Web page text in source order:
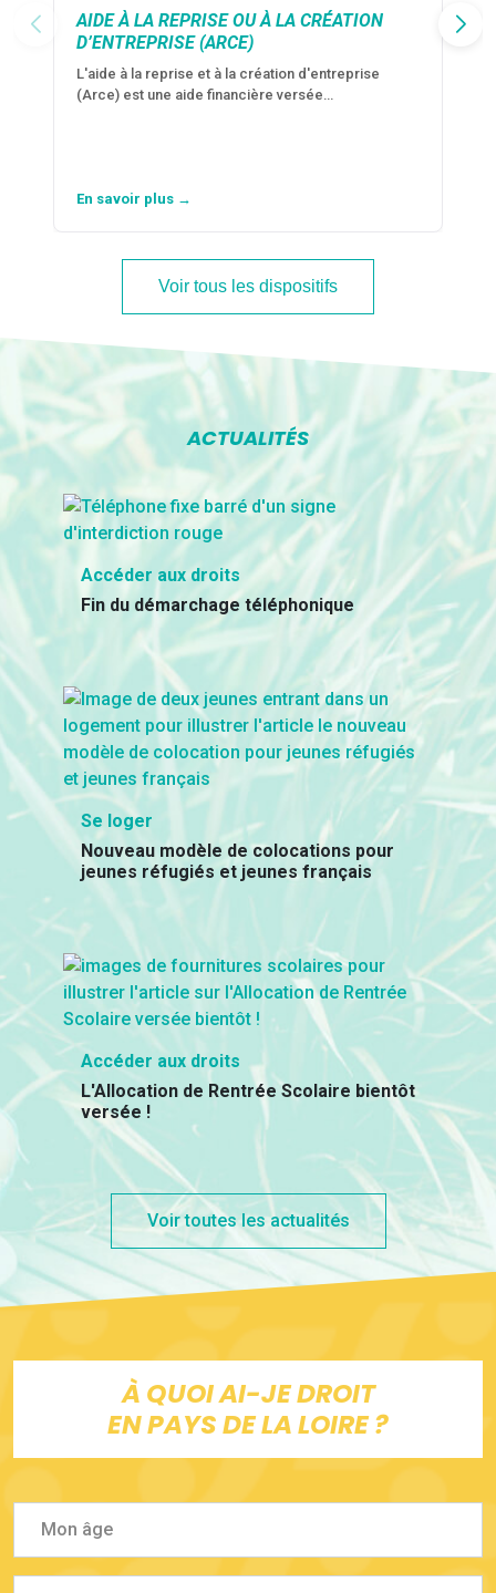
AIDE À LA REPRISE OU À LA CRÉATION
D’ENTREPRISE (ARCE)
L'aide à la reprise et à la création d'entreprise
(Arce) est une aide financière versée…
En savoir plus →
Voir tous les dispositifs
ACTUALITÉS
Accéder aux droits
Fin du démarchage téléphonique
Se loger
Nouveau modèle de colocations pour
jeunes réfugiés et jeunes français
Accéder aux droits
L'Allocation de Rentrée Scolaire bientôt
versée !
Voir toutes les actualités
À QUOI AI-JE DROIT
EN PAYS DE LA LOIRE ?